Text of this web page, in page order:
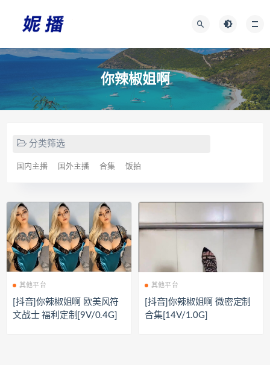
你辣椒姐啊
分类筛选
国内主播 国外主播 合集 饭拍
其他平台
[抖音]你辣椒姐啊 欧美风符
文战士 福利定制[9V/0.4G]
其他平台
[抖音]你辣椒姐啊 微密定制
合集[14V/1.0G]